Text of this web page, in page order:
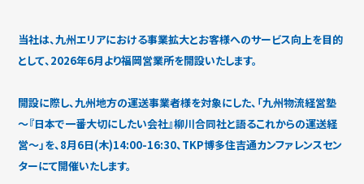
当社は、九州エリアにおける事業拡大とお客様へのサービス向上を目的
として、2026年6月より福岡営業所を開設いたします。
開設に際し、九州地方の運送事業者様を対象にした、「九州物流経営塾
～『日本で一番大切にしたい会社』柳川合同社と語るこれからの運送経
営～」を、8月6日(木)14:00-16:30、TKP博多住吉通カンファレンスセン
ターにて開催いたします。